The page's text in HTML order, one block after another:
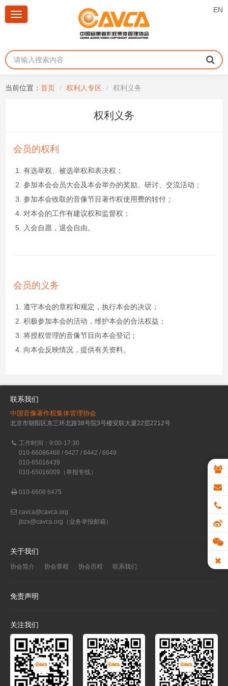
EN
Toggle
当前位置： 首页 权利人专区 权利义务
权利义务
会员的权利
有选举权、被选举权和表决权；
参加本会会员大会及本会举办的奖励、研讨、交流活动；
参加本会收取的音像节目著作权使用费的转付；
对本会的工作有建议权和监督权；
入会自愿，退会自由。
会员的义务
遵守本会的章程和规定，执行本会的决议；
积极参加本会的活动，维护本会的合法权益；
将授权管理的音像节目向本会登记；
向本会反映情况，提供有关资料。
联系我们
中国音像著作权集体管理协会
北京市朝阳区东三环北路38号院3号楼安联大厦22层2212号
工作时间：9:00-17:30
010-66086468 / 6427 / 6442 / 6649
010-65016439
010-65016009（举报专线）
010-6608 6475
cavca@cavca.org
jbzx@cavca.org （业务举报邮箱）
关于我们
协会简介 协会章程 协会历程 联系我们
免责声明
关注我们